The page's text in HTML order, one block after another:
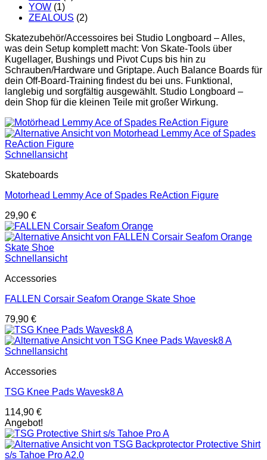
YOW (1)
ZEALOUS (2)
Skatezubehör/Accessoires bei Studio Longboard – Alles,
was dein Setup komplett macht: Von Skate-Tools über
Kugellager, Bushings und Pivot Cups bis hin zu
Schrauben/Hardware und Griptape. Auch Balance Boards für
dein Off-Board-Training findest du bei uns. Funktional,
langlebig und sorgfältig ausgewählt. Studio Longboard –
dein Shop für die kleinen Teile mit großer Wirkung.
Schnellansicht
Skateboards
Motorhead Lemmy Ace of Spades ReAction Figure
29,90 €
Schnellansicht
Accessories
FALLEN Corsair Seafom Orange Skate Shoe
79,90 €
Schnellansicht
Accessories
TSG Knee Pads Wavesk8 A
114,90 €
Angebot!